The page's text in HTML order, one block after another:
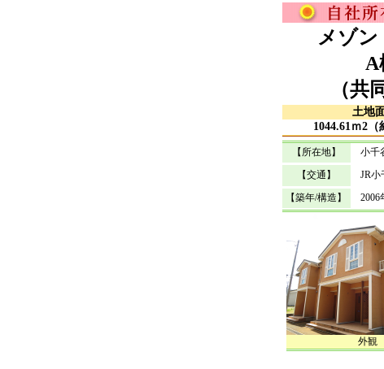
メゾン
A
（共
土地
1044.61ｍ2（
【所在地】
小千
【交通】
JR小
【築年/構造】
2006
外観